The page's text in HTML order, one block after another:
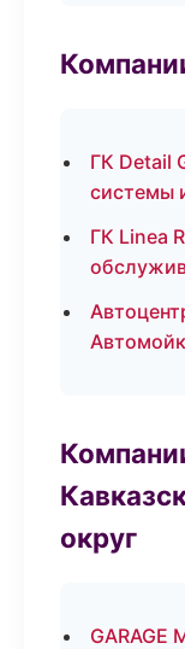
ГК Detail
системы
ГК Linea
округ
GARAGE